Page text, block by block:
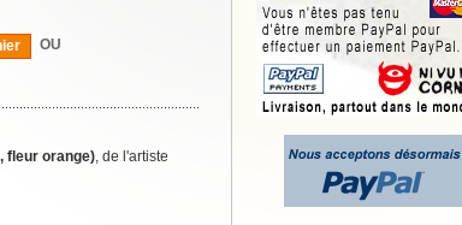
OU
fleur orange), de l'artiste